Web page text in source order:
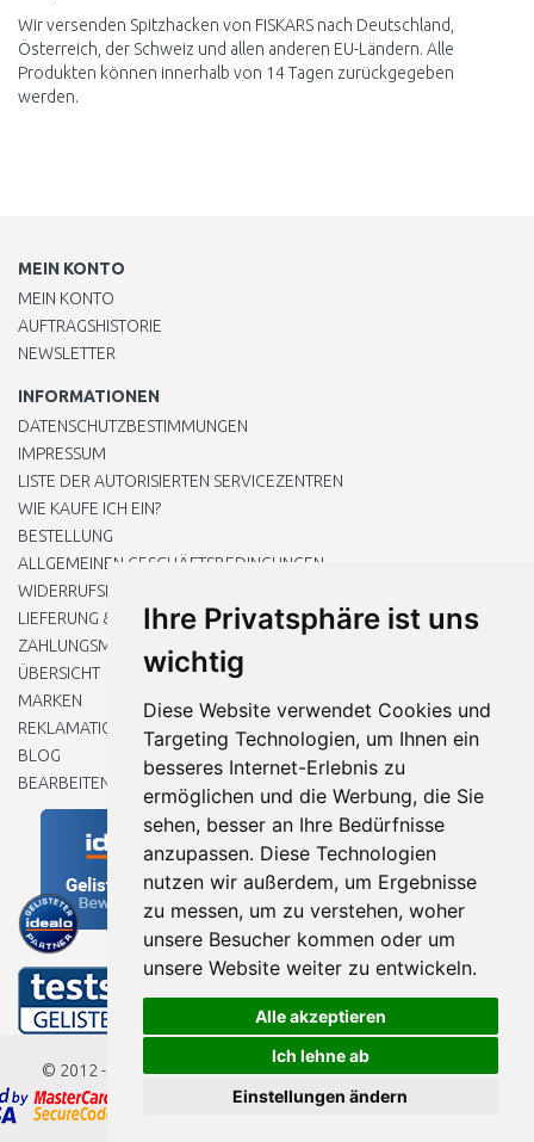
Ihre Privatsphäre ist uns
wichtig
Diese Website verwendet Cookies und
Targeting Technologien, um Ihnen ein
besseres Internet-Erlebnis zu
ermöglichen und die Werbung, die Sie
sehen, besser an Ihre Bedürfnisse
anzupassen. Diese Technologien
nutzen wir außerdem, um Ergebnisse
zu messen, um zu verstehen, woher
unsere Besucher kommen oder um
unsere Website weiter zu entwickeln.
Alle akzeptieren
Ich lehne ab
Einstellungen ändern
Wir versenden Spitzhacken von FISKARS nach Deutschland,
Österreich, der Schweiz und allen anderen EU-Ländern. Alle
Produkten können innerhalb von 14 Tagen zurückgegeben
werden.
MEIN KONTO
MEIN KONTO
AUFTRAGSHISTORIE
NEWSLETTER
INFORMATIONEN
DATENSCHUTZBESTIMMUNGEN
IMPRESSUM
LISTE DER AUTORISIERTEN SERVICEZENTREN
WIE KAUFE ICH EIN?
BESTELLUNG
ALLGEMEINEN GESCHÄFTSBEDINGUNGEN
WIDERRUFSRECHT
LIEFERUNG & ZAHLUNG
ZAHLUNGSMETHODEN
ÜBERSICHT
MARKEN
REKLAMATIONEN UND RETOUREN
BLOG
BEARBEITEN SIE MEINE COOKIE-EINSTELLUNGEN
© 2012 - 2026Baumarkteu.de